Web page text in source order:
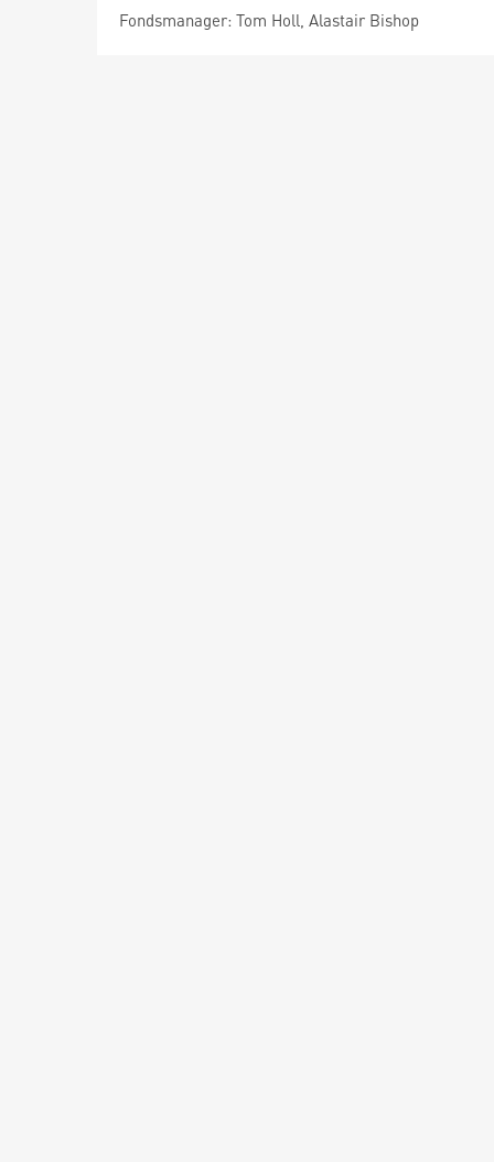
Fondsmanager: Tom Holl, Alastair Bishop